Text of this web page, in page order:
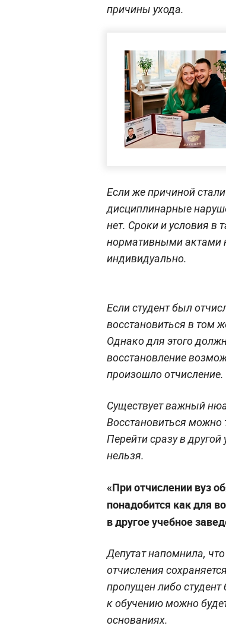
причины ухода.
Если же причиной
дисциплинарные
нет. Сроки и условия в
нормативными актами
индивидуально.
Если студент был
восстановиться в том
Однако для этого
восстановление
произошло отчисление.
Существует важный
Восстановиться можно
Перейти сразу в другой
нельзя.
«При отчислении вуз
понадобится как для
в другое учебное
Депутат напомнила,
отчисления
пропущен либо студент
к обучению можно
основаниях.